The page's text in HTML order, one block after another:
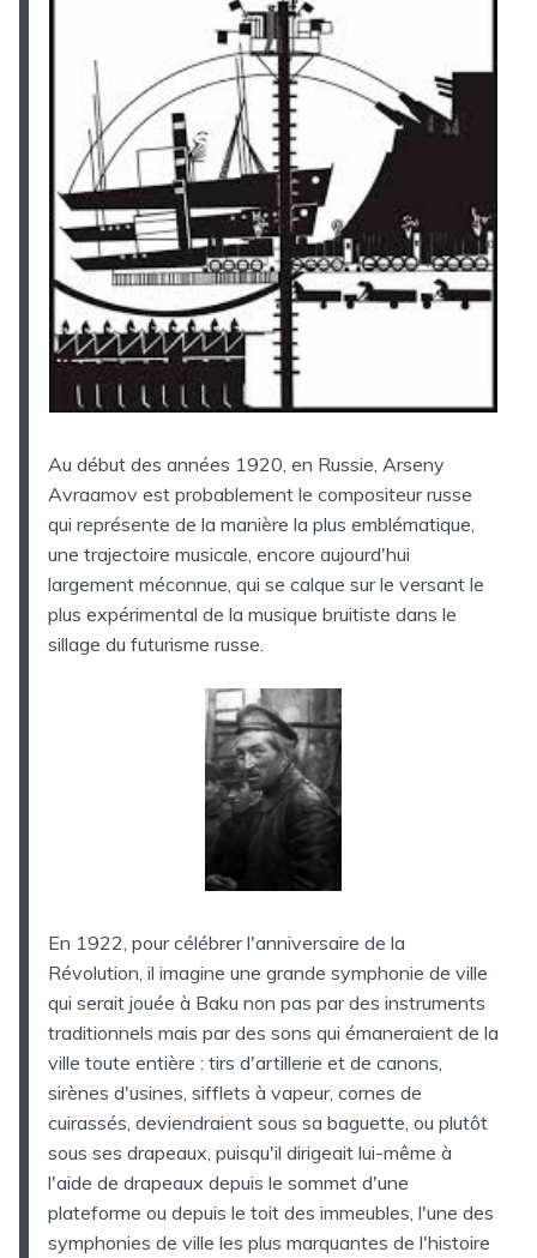
Au début des années 1920, en Russie, Arseny
Avraamov est probablement le compositeur russe
qui représente de la manière la plus emblématique,
une trajectoire musicale, encore aujourd'hui
largement méconnue, qui se calque sur le versant le
plus expérimental de la musique bruitiste dans le
sillage du futurisme russe.
En 1922, pour célébrer l'anniversaire de la
Révolution, il imagine une grande symphonie de ville
qui serait jouée à Baku non pas par des instruments
traditionnels mais par des sons qui émaneraient de la
ville toute entière : tirs d'artillerie et de canons,
sirènes d'usines, sifflets à vapeur, cornes de
cuirassés, deviendraient sous sa baguette, ou plutôt
sous ses drapeaux, puisqu'il dirigeait lui-même à
l'aide de drapeaux depuis le sommet d'une
plateforme ou depuis le toit des immeubles, l'une des
symphonies de ville les plus marquantes de l'histoire